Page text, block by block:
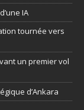
IA
tournée vers
un premier vol
d’Ankara